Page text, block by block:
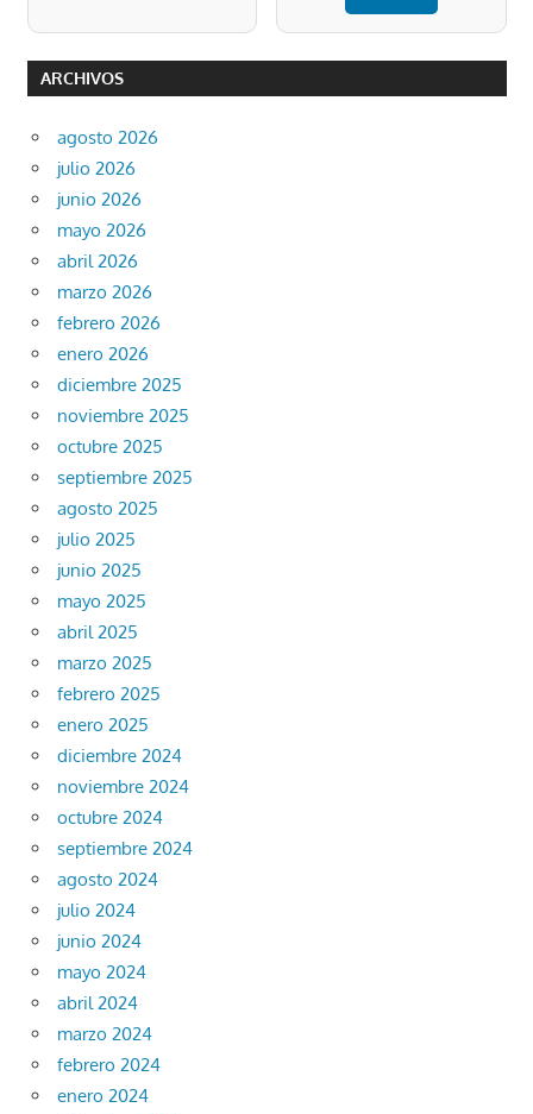
ARCHIVOS
agosto 2026
julio 2026
junio 2026
mayo 2026
abril 2026
marzo 2026
febrero 2026
enero 2026
diciembre 2025
noviembre 2025
octubre 2025
septiembre 2025
agosto 2025
julio 2025
junio 2025
mayo 2025
abril 2025
marzo 2025
febrero 2025
enero 2025
diciembre 2024
noviembre 2024
octubre 2024
septiembre 2024
agosto 2024
julio 2024
junio 2024
mayo 2024
abril 2024
marzo 2024
febrero 2024
enero 2024